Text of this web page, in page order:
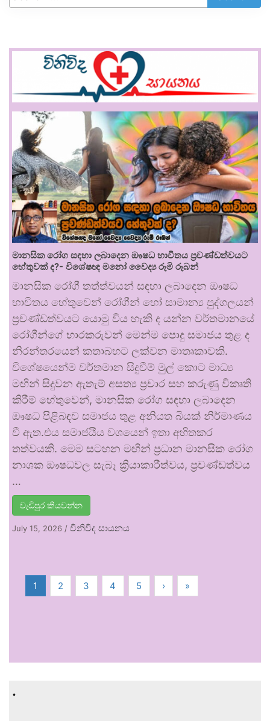
මානසික රෝග සඳහා ලබාදෙන ඖෂධ භාවිතය ප්‍රචණ්ඩත්වයට
හේතුවක් ද?- විශේෂඥ මනෝ වෛද්‍ය රූමි රූබන්
මානසික රෝගී තත්ත්වයන් සඳහා ලබාදෙන ඖෂධ
භාවිතය හේතුවෙන් රෝගීන් හෝ සාමාන්‍ය පුද්ගලයන්
ප්‍රචණ්ඩත්වයට යොමු විය හැකි ද යන්න වර්තමානයේ
රෝගීන්ගේ භාරකරුවන් මෙන්ම පොදු සමාජය තුළ ද
නිරන්තරයෙන් කතාබහට ලක්වන මාතෘකාවකි.
විශේෂයෙන්ම වර්තමාන සිදුවීම් මුල් කොට මාධ්‍ය
මඟින් සිදුවන ඇතැම් අසත්‍ය ප්‍රචාර සහ කරුණු විකෘති
කිරීම් හේතුවෙන්, මානසික රෝග සඳහා ලබාදෙන
ඖෂධ පිළිබඳව සමාජය තුළ අනියත බියක් නිර්මාණය
වී ඇත.එය සමාජයීය වශයෙන් ඉතා අහිතකර
තත්වයකි. මෙම සටහන මඟින් ප්‍රධාන මානසික රෝග
නාශක ඖෂධවල සැබෑ ක්‍රියාකාරීත්වය, ප්‍රචණ්ඩත්වය
…
වැඩිපුර කියවන්න
July 15, 2026 / විනිවිද සායනය
1 2 3 4 5 › »
.